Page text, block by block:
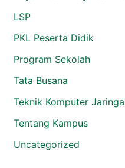
LSP
PKL Peserta Didik
Program Sekolah
Tata Busana
Teknik Komputer
Tentang Kampus
Uncategorized